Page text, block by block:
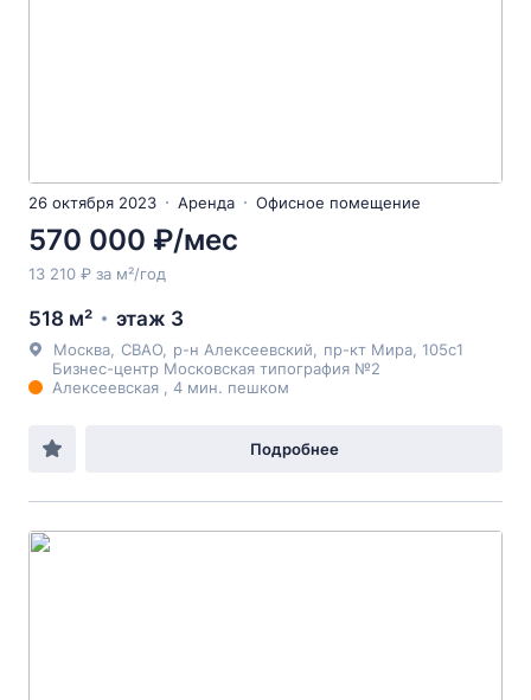
26 октября 2023 Аренда Офисное помещение
570 000 ₽/мес
13 210 ₽ за м²/год
518 м² этаж 3
Москва СВАО р-н Алексеевский пр-кт Мира , 105с1
Бизнес-центр Московская типография №2
Алексеевская , 4 мин. пешком
Подробнее